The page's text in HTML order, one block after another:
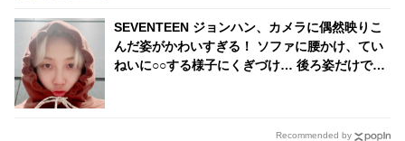
SEVENTEEN ジョンハン、カメラに偶然映りこ
んだ姿がかわいすぎる！ ソファに腰かけ、てい
ねいに○○する様子にくぎづけ… 後ろ姿だけでも
Recommended by